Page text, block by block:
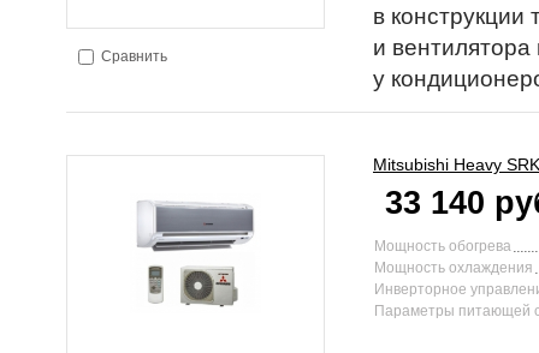
Сравнить
в конструкции
и вентилятора
у
Mitsubishi Heavy
33 140
Мощность обогрева
Мощность охлаждения
Инверторное
Параметры питающей